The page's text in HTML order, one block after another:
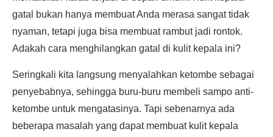
gatal bukan hanya membuat Anda merasa sangat tidak
nyaman, tetapi juga bisa membuat rambut jadi rontok.
Adakah cara menghilangkan gatal di kulit kepala ini?
Seringkali kita langsung menyalahkan ketombe sebagai
penyebabnya, sehingga buru-buru membeli sampo anti-
ketombe untuk mengatasinya. Tapi sebenarnya ada
beberapa masalah yang dapat membuat kulit kepala